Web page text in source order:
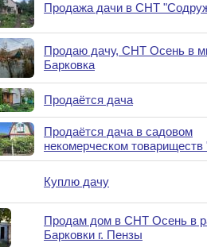
Продажа дачи в СНТ
Продаю дачу, СНТ Осень в
Барковка
Продаётся дача
Продаётся дача в садовом
некомерческом
Куплю дачу
Продам дом в СНТ Осень в
Барковки г. Пензы